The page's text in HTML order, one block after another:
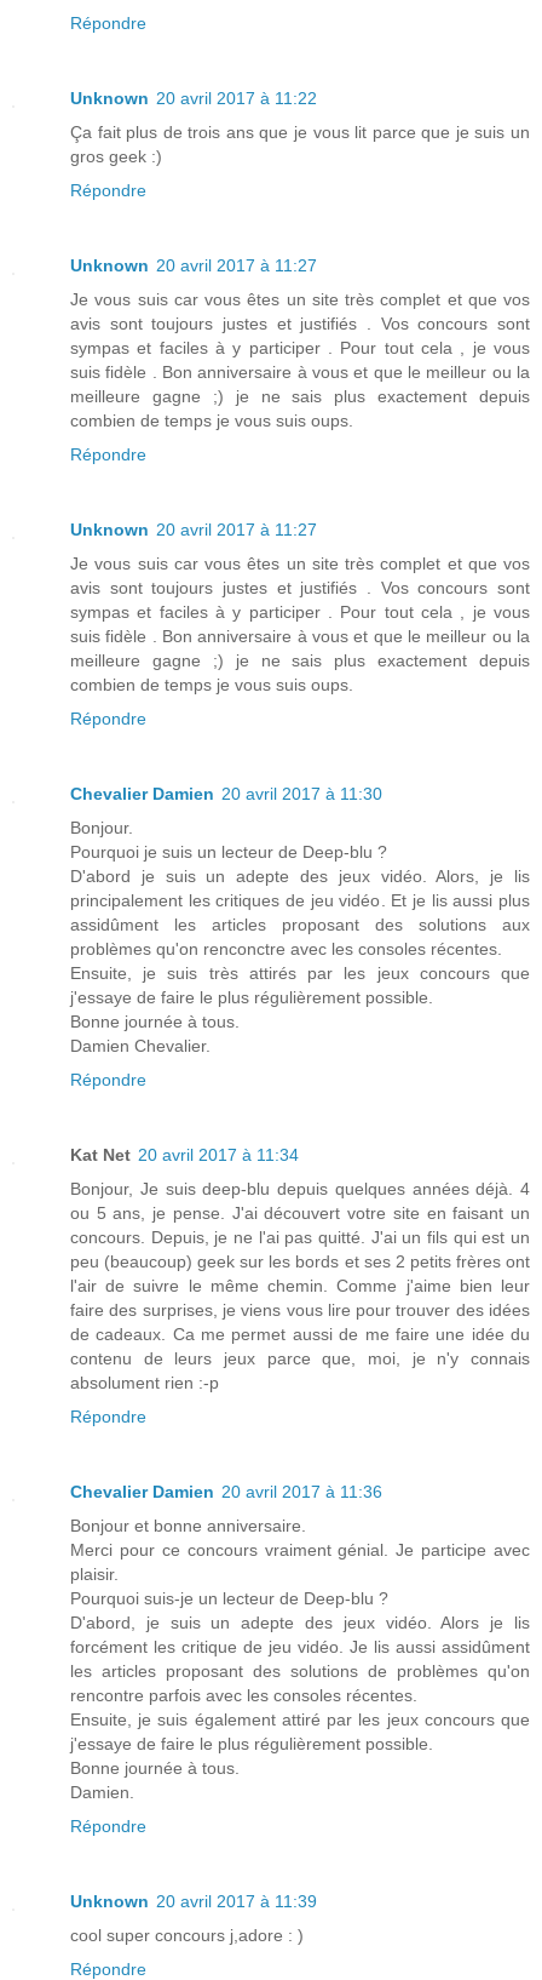
Répondre
Unknown 20 avril 2017 à 11:22
Ça fait plus de trois ans que je vous lit parce que je suis un
gros geek :)
Répondre
Unknown 20 avril 2017 à 11:27
Je vous suis car vous êtes un site très complet et que vos
avis sont toujours justes et justifiés . Vos concours sont
sympas et faciles à y participer . Pour tout cela , je vous
suis fidèle . Bon anniversaire à vous et que le meilleur ou la
meilleure gagne ;) je ne sais plus exactement depuis
combien de temps je vous suis oups.
Répondre
Unknown 20 avril 2017 à 11:27
Je vous suis car vous êtes un site très complet et que vos
avis sont toujours justes et justifiés . Vos concours sont
sympas et faciles à y participer . Pour tout cela , je vous
suis fidèle . Bon anniversaire à vous et que le meilleur ou la
meilleure gagne ;) je ne sais plus exactement depuis
combien de temps je vous suis oups.
Répondre
Chevalier Damien 20 avril 2017 à 11:30
Bonjour.
Pourquoi je suis un lecteur de Deep-blu ?
D'abord je suis un adepte des jeux vidéo. Alors, je lis
principalement les critiques de jeu vidéo. Et je lis aussi plus
assidûment les articles proposant des solutions aux
problèmes qu'on renconctre avec les consoles récentes.
Ensuite, je suis très attirés par les jeux concours que
j'essaye de faire le plus régulièrement possible.
Bonne journée à tous.
Damien Chevalier.
Répondre
Kat Net 20 avril 2017 à 11:34
Bonjour, Je suis deep-blu depuis quelques années déjà. 4
ou 5 ans, je pense. J'ai découvert votre site en faisant un
concours. Depuis, je ne l'ai pas quitté. J'ai un fils qui est un
peu (beaucoup) geek sur les bords et ses 2 petits frères ont
l'air de suivre le même chemin. Comme j'aime bien leur
faire des surprises, je viens vous lire pour trouver des idées
de cadeaux. Ca me permet aussi de me faire une idée du
contenu de leurs jeux parce que, moi, je n'y connais
absolument rien :-p
Répondre
Chevalier Damien 20 avril 2017 à 11:36
Bonjour et bonne anniversaire.
Merci pour ce concours vraiment génial. Je participe avec
plaisir.
Pourquoi suis-je un lecteur de Deep-blu ?
D'abord, je suis un adepte des jeux vidéo. Alors je lis
forcément les critique de jeu vidéo. Je lis aussi assidûment
les articles proposant des solutions de problèmes qu'on
rencontre parfois avec les consoles récentes.
Ensuite, je suis également attiré par les jeux concours que
j'essaye de faire le plus régulièrement possible.
Bonne journée à tous.
Damien.
Répondre
Unknown 20 avril 2017 à 11:39
cool super concours j,adore : )
Répondre